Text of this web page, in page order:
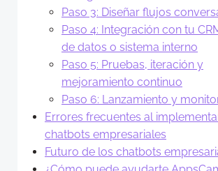
Paso 3: Diseñar flujos
Paso 4: Integración con tu
de datos o sistema interno
Paso 5: Pruebas, iteración y
mejoramiento continuo
Paso 6: Lanzamiento y
Errores frecuentes al
chatbots empresariales
Futuro de los chatbots